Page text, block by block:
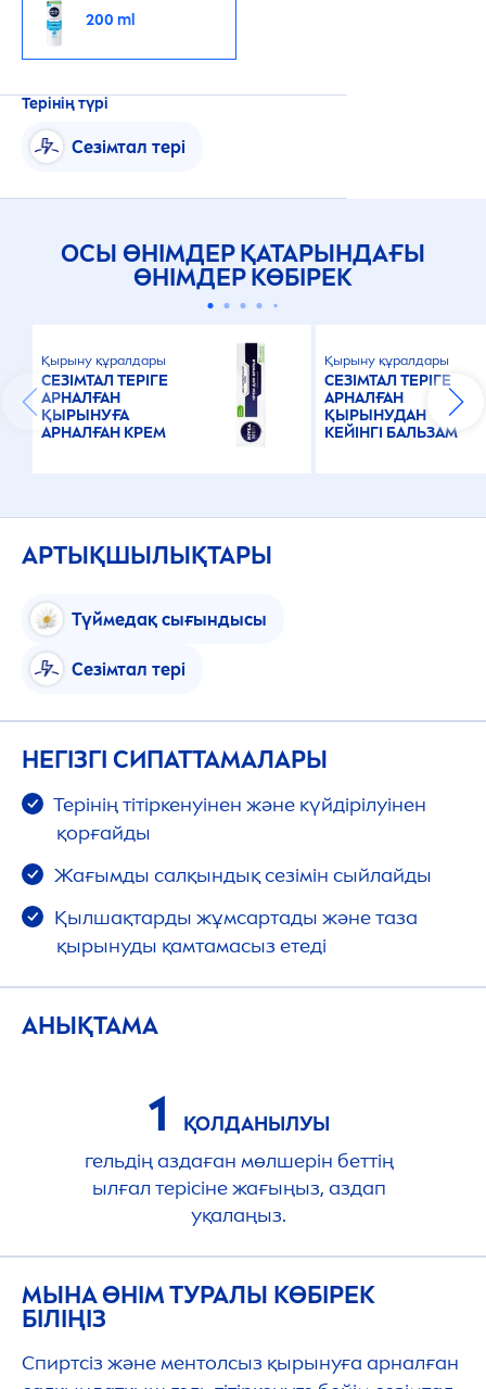
200 ml
Терінің түрі
Сезімтал тері
ОСЫ ӨНІМДЕР ҚАТАРЫНДАҒЫ
ӨНІМДЕР КӨБІРЕК
Қырыну құралдары
СЕЗІМТАЛ ТЕРІГЕ
АРНАЛҒАН
ҚЫРЫНУҒА
АРНАЛҒАН КРЕМ
Қырыну құралдары
СЕЗІМТАЛ ТЕРІГЕ
АРНАЛҒАН
ҚЫРЫНУДАН
КЕЙІНГІ БАЛЬЗАМ
АРТЫҚШЫЛЫҚТАРЫ
Түймедақ сығындысы
Сезімтал тері
НЕГІЗГІ СИПАТТАМАЛАРЫ
Терінің тітіркенуінен және күйдірілуінен
қорғайды
Жағымды салқындық сезімін сыйлайды
Қылшақтарды жұмсартады және таза
қырынуды қамтамасыз етеді
АНЫҚТАМА
1
ҚОЛДАНЫЛУЫ
гельдің аздаған мөлшерін беттің
ылғал терісіне жағыңыз, аздап
уқалаңыз.
МЫНА ӨНІМ ТУРАЛЫ КӨБІРЕК
БІЛІҢІЗ
Спиртсіз және ментолсыз қырынуға арналған